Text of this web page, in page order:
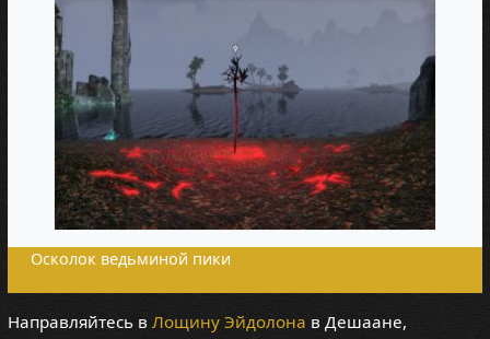
Осколок ведьминой пики
Направляйтесь в Лощину Эйдолона в Дешаане,